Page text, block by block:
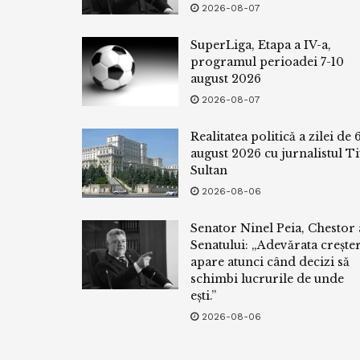
2026-08-07
SuperLiga, Etapa a IV-a,
programul perioadei 7-10
august 2026
2026-08-07
Realitatea politică a zilei de 6
august 2026 cu jurnalistul
Sultan
2026-08-06
Senator Ninel Peia, Chestor
Senatului: „Adevărata
apare atunci când decizi să
schimbi lucrurile de unde
ești.”
2026-08-06